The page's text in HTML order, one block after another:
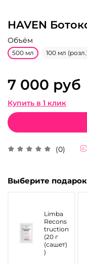
HAVEN
(0)
Объём
500 мл 100 мл
7 000 руб
Купить в 1 клик
Limba
Recons
truction
(20 г
(сашет)
)
Выберите подарок